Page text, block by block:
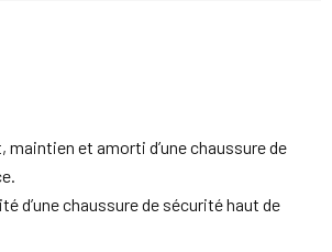
et amorti d’une chaussure de
d’une chaussure de sécurité haut de